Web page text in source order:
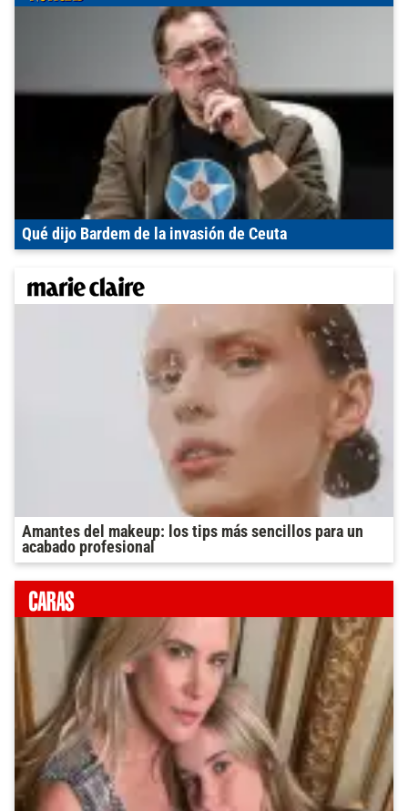
Qué dijo Bardem de la invasión de Ceuta
Amantes del makeup: los tips más sencillos para un
acabado profesional